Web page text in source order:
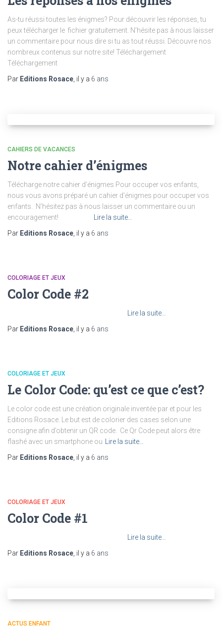
As-tu réussi toutes les énigmes? Pour découvrir les réponses, tu
peux télécharger le fichier gratuitement. N’hésite pas à nous laisser
un commentaire pour nous dire si tu as tout réussi. Découvre nos
nombreux contenus sur notre site! Téléchargement
Téléchargement
Par Editions Rosace , il y a 6 ans
CAHIERS DE VACANCES
Notre cahier d’énigmes
Télécharge notre cahier d’énigmes Pour occuper vos enfants,
nous vous avons préparé un cahier d’énigmes pour occuper vos
enfants. N’hésitez pas à nous laisser un commentaire ou un
encouragement!
Lire la suite…
Par Editions Rosace , il y a 6 ans
COLORIAGE ET JEUX
Color Code #2
Lire la suite…
Par Editions Rosace , il y a 6 ans
COLORIAGE ET JEUX
Le Color Code: qu’est ce que c’est?
Le color code est une création originale inventée par et pour les
Editions Rosace. Le but est de colorier des cases selon une
consigne afin d’obtenir un QR code. Ce Qr Code peut alors être
flashé avec un smartphone ou
Lire la suite…
Par Editions Rosace , il y a 6 ans
COLORIAGE ET JEUX
Color Code #1
Lire la suite…
Par Editions Rosace , il y a 6 ans
ACTUS ENFANT